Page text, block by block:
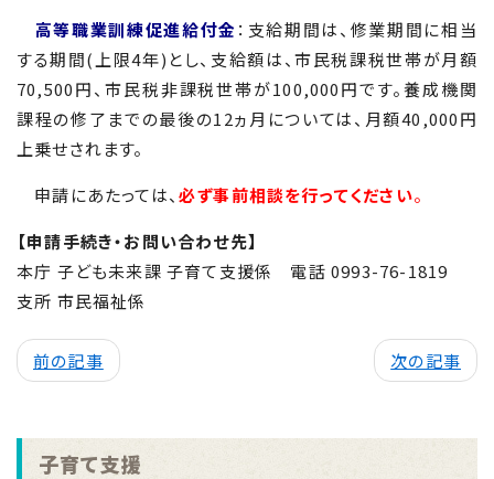
高等職業訓練促進給付金 ：支給期間は、修業期間に相当
する期間(上限4年)とし、支給額は、市民税課税世帯が月額
70,500円、市民税非課税世帯が100,000円です。養成機関
課程の修了までの最後の12ヵ月については、月額40,000円
上乗せされます。
申請にあたっては、 必ず事前相談を行ってください。
【申請手続き・お問い合わせ先】
本庁 子ども未来課 子育て支援係 電話 0993-76-1819
支所 市民福祉係
前の記事 次の記事
子育て支援